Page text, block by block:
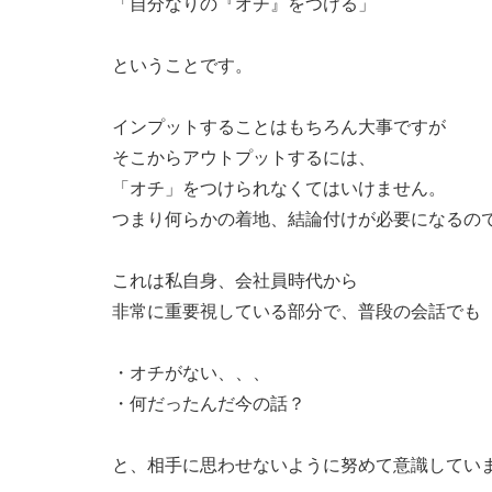
ということです。
インプットすることはもちろん大事ですが
そこからアウトプットするには、
「オチ」をつけられなくてはいけません。
つまり何らかの着地、結論付けが必要になるの
これは私自身、会社員時代から
非常に重要視している部分で、普段の会話でも
・オチがない、、、
・何だったんだ今の話？
と、相手に思わせないように努めて意識してい